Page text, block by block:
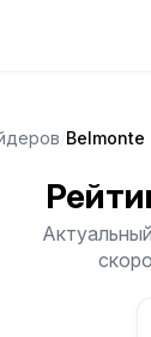
Belmonte